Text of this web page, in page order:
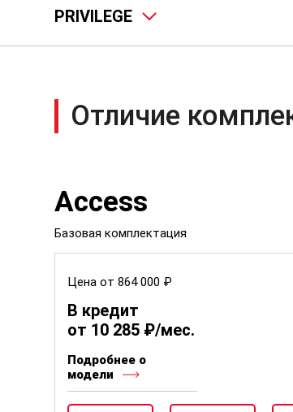
PRIVILEGE
Отличие
Access
Базовая комплектация
Цена от 864 000 ₽
В кредит
от 10 285 ₽/мес.
Подробнее о
модели